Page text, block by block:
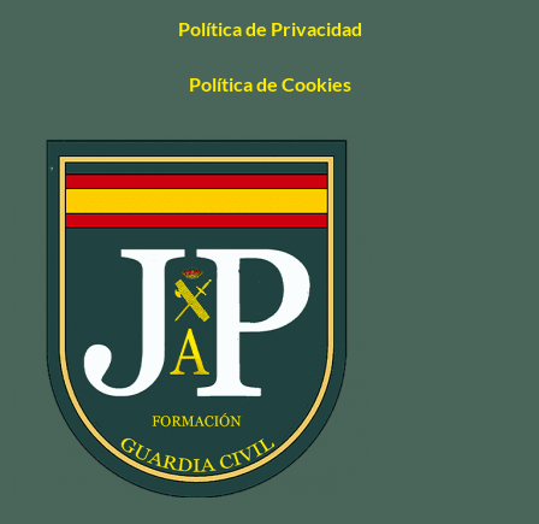
Política de Privacidad
Política de Cookies